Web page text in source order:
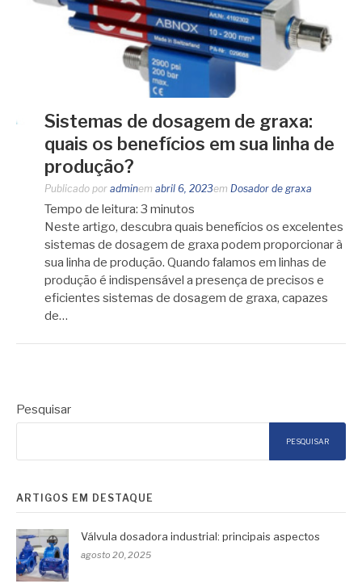
Sistemas de dosagem de graxa:
quais os benefícios em sua linha de
produção?
Publicado por adminem abril 6, 2023em Dosador de graxa
Tempo de leitura: 3 minutos
Neste artigo, descubra quais benefícios os excelentes
sistemas de dosagem de graxa podem proporcionar à
sua linha de produção. Quando falamos em linhas de
produção é indispensável a presença de precisos e
eficientes sistemas de dosagem de graxa, capazes
de…
Pesquisar
PESQUISAR
ARTIGOS EM DESTAQUE
Válvula dosadora industrial: principais aspectos
agosto 20, 2025